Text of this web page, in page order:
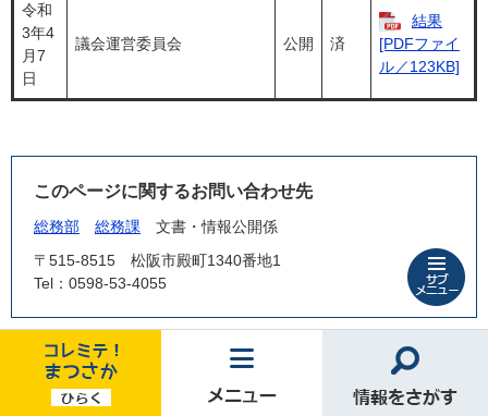
情
公
開・
人
令和
3年4
月7
日
議会運営委員会 公開 済
結果
[PDFファイ
ル／123KB]
このページに関するお問い合わせ先
総務部 総務課
文書・情報公開係
〒515-8515
松阪市殿町1340番地1
Tel：0598-53-4055